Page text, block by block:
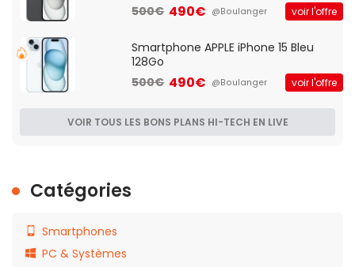
500€ 490€ @Boulanger voir l'offre
Smartphone APPLE iPhone 15 Bleu
128Go
500€ 490€ @Boulanger voir l'offre
VOIR TOUS LES BONS PLANS HI-TECH EN LIVE
Catégories
Smartphones
PC & Systèmes